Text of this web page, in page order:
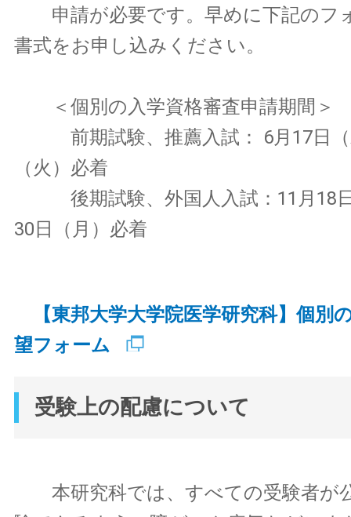
申請が必要です。早めに下記のフ
書式をお申し込みください。
＜個別の入学資格審査申請期間＞
前期試験、推薦入試： 6月17日（
（火）必着
後期試験、外国人入試：11月18日
30日（月）必着
【東邦大学大学院医学研究科】個別
望フォーム
受験上の配慮について
本研究科では、すべての受験者が